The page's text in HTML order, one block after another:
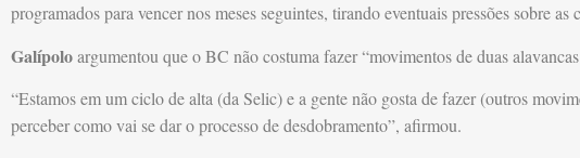
programados para vencer nos meses seguintes, tirando eventuais pressões sobre as
Galípoloargumentou que o BC não costuma fazer “movimentos de duas
“Estamos em um ciclo de alta (da Selic) e a gente não gosta de fazer (outros
perceber como vai se dar o processo de desdobramento”, afirmou.